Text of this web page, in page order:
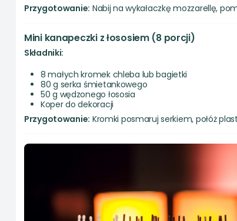
Przygotowanie: Nabij na wykałaczkę mozzarellę,
Mini kanapeczki z łososiem (8 porcji)
Składniki:
8 małych kromek chleba lub bagietki
80 g serka śmietankowego
50 g wędzonego łososia
Koper do dekoracji
Przygotowanie: Kromki posmaruj serkiem, połóż